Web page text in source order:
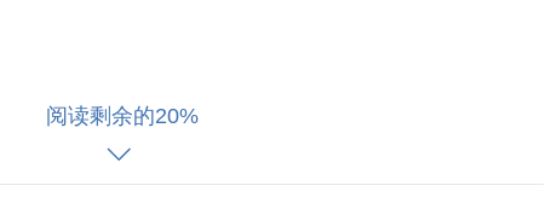
引起的不良后果。这些变化可能是通过血管中的阻塞、炎症、
卫生组织的数据，心脏疾病以及与之相关的疾病是全球死亡的
阅读剩余的20%